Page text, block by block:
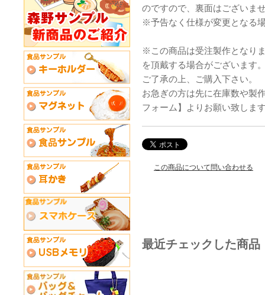
のですので、裏面はございま
※予告なく仕様が変更となる
※この商品は受注製作となり
を頂戴する場合がございます
ご了承の上、ご購入下さい。
お急ぎの方は先に在庫数や製
フォーム】よりお願い致しま
この商品について問い合わせる
最近チェックした商品